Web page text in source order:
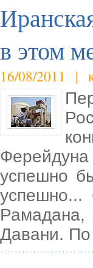
в этом
16/08/2011 |
успешно
Рамадана,
Давани. По